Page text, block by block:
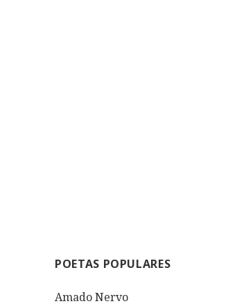
POETAS POPULARES
Amado Nervo